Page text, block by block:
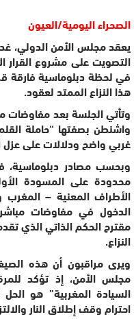
الصحراء اليومية/العيون
يعقد مجلس الأمن الدولي،
التصويت على مشروع القرار
في لحظة دبلوماسية فارقة
هذا النزاع الممتد لعقود.
وتأتي الجلسة بعد مفاوضات
واشنطن بصفتها “حاملة
غربي واضح ودلالات على عزل
وبحسب مصادر دبلوماسية،
محدودة على المسودة
الأطراف المعنية – المغرب
الدخول في مفاوضات
مقترح الحكم الذاتي الذي
النزاع.
ويرى مراقبون أن هذه
مجلس الأمن، إذ تؤكد
السيادة المغربية” هو
احترام وقف إطلاق النار